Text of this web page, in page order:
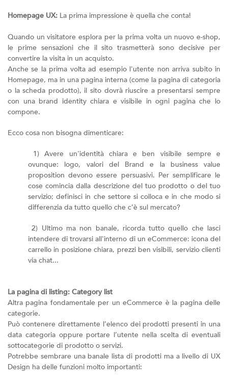
Homepage UX: La prima impressione è quella che conta!
Quando un visitatore esplora per la prima volta un nuovo e-shop,
le prime sensazioni che il sito trasmetterà sono decisive per
convertire la visita in un acquisto.
Anche se la prima volta ad esempio l'utente non arriva subito in
Homepage, ma in una pagina interna (come la pagina di categoria
o la scheda prodotto), il sito dovrà riuscire a presentarsi sempre
con una brand identity chiara e visibile in ogni pagina che lo
compone.
Ecco cosa non bisogna dimenticare:
1) Avere un'identità chiara e ben visibile sempre e
ovunque: logo, valori del Brand e la business value
proposition devono essere persuasivi. Per semplificare le
cose comincia dalla descrizione del tuo prodotto o del tuo
servizio; definisci in che settore si colloca e in che modo si
differenzia da tutto quello che c’è sul mercato?
2) Ultimo ma non banale, ricorda tutto quello che lasci
intendere di trovarsi all'interno di un eCommerce: icona del
carrello in posizione chiara, prezzi ben visibili, servizio clienti
via chat...
La pagina di listing: Category list
Altra pagina fondamentale per un eCommerce è la pagina delle
categorie.
Può contenere direttamente l’elenco dei prodotti presenti in una
data categoria oppure portare l’utente nella scelta di eventuali
sottocategorie di prodotto o servizi.
Potrebbe sembrare una banale lista di prodotti ma a livello di UX
Design ha delle funzioni molto importanti: